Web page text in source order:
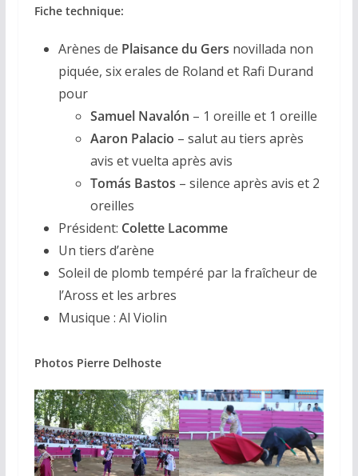
Fiche technique:
Arènes de Plaisance du Gers novillada non
piquée, six erales de Roland et Rafi Durand
pour
Samuel Navalón – 1 oreille et 1 oreille
Aaron Palacio – salut au tiers après
avis et vuelta après avis
Tomás Bastos – silence après avis et 2
oreilles
Président: Colette Lacomme
Un tiers d’arène
Soleil de plomb tempéré par la fraîcheur de
l’Aross et les arbres
Musique : Al Violin
Photos Pierre Delhoste